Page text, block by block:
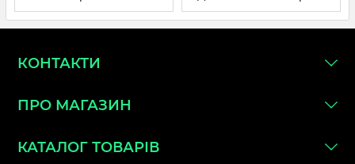
КОНТАКТИ
ПРО МАГАЗИН
КАТАЛОГ ТОВАРІВ